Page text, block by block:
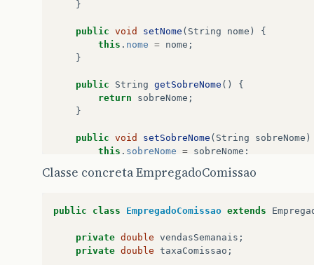
}
}
//end checkDay
return
format "%d/%d/%d"
}
}
public void setNome ( String nome )
{
this . nome = nome ;
}
public String getSobreNome ()
{
return
sobreNome ;
}
public void setSobreNome ( String sobreNome )
this . sobreNome = sobreNome ;
return
numeroSeguroSocial
public void setNumeroSeguroSocial
Classe concreta EmpregadoComissao
public class EmpregadoComissao extends
private double vendasSemanais ;
private double taxaComissao ;